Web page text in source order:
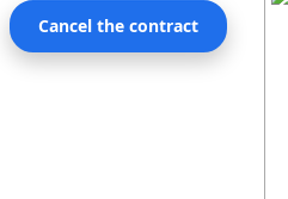
Cancel the contract